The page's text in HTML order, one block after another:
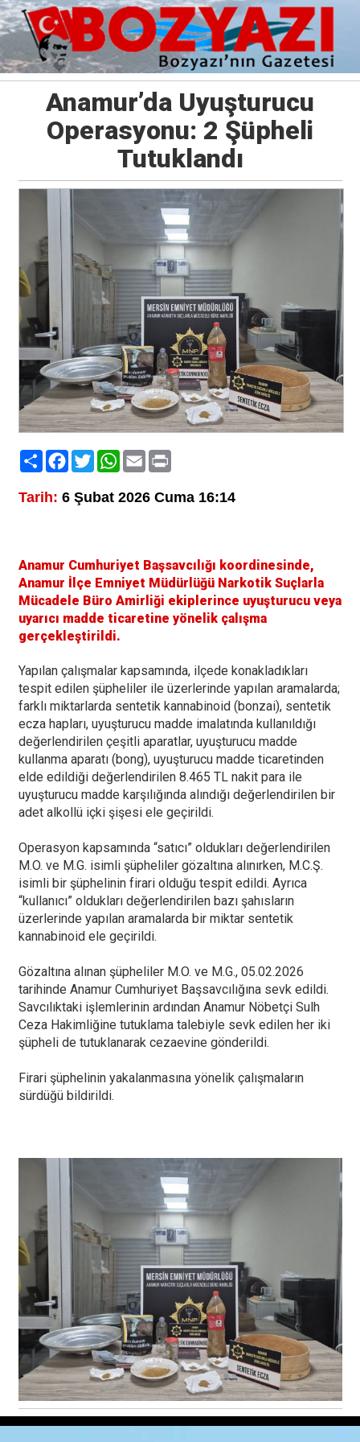
Anamur’da Uyuşturucu
Operasyonu: 2 Şüpheli
Tutuklandı
PaylaşFacebook
TwitterWhatsApp
EmailPrint
Tarih: 6 Şubat 2026 Cuma 16:14
Anamur Cumhuriyet Başsavcılığı koordinesinde,
Anamur İlçe Emniyet Müdürlüğü Narkotik Suçlarla
Mücadele Büro Amirliği ekiplerince uyuşturucu veya
uyarıcı madde ticaretine yönelik çalışma
gerçekleştirildi.
Yapılan çalışmalar kapsamında, ilçede konakladıkları
tespit edilen şüpheliler ile üzerlerinde yapılan aramalarda;
farklı miktarlarda sentetik kannabinoid (bonzai), sentetik
ecza hapları, uyuşturucu madde imalatında kullanıldığı
değerlendirilen çeşitli aparatlar, uyuşturucu madde
kullanma aparatı (bong), uyuşturucu madde ticaretinden
elde edildiği değerlendirilen 8.465 TL nakit para ile
uyuşturucu madde karşılığında alındığı değerlendirilen bir
adet alkollü içki şişesi ele geçirildi.
Operasyon kapsamında “satıcı” oldukları değerlendirilen
M.O. ve M.G. isimli şüpheliler gözaltına alınırken, M.C.Ş.
isimli bir şüphelinin firari olduğu tespit edildi. Ayrıca
“kullanıcı” oldukları değerlendirilen bazı şahısların
üzerlerinde yapılan aramalarda bir miktar sentetik
kannabinoid ele geçirildi.
Gözaltına alınan şüpheliler M.O. ve M.G., 05.02.2026
tarihinde Anamur Cumhuriyet Başsavcılığına sevk edildi.
Savcılıktaki işlemlerinin ardından Anamur Nöbetçi Sulh
Ceza Hakimliğine tutuklama talebiyle sevk edilen her iki
şüpheli de tutuklanarak cezaevine gönderildi.
Firari şüphelinin yakalanmasına yönelik çalışmaların
sürdüğü bildirildi.